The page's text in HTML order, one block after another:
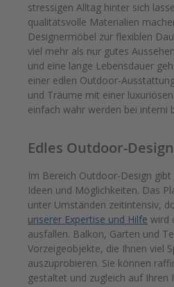
stressigen Alltag hinter sich
qualitätsvolle Materialien
Designermöbel zur flexiblen
viel mehr als nur gutes
und eine lange Lebensdauer
einer edlen Outdoor-
und Träume mit einer
einfach wahr werden bei interni
Edles Outdoor-Design
Im Bereich Outdoor-Design
Ideen und Möglichkeiten. Das
unter Umständen zeitintensiv,
unserer Expertise und Hilfe wird
ausfallen. Balkon, Garten und
Vorzeigeobjekte, die Ihnen viel
auszuprobieren. Sie können
gestaltet und zugleich auf Ihren